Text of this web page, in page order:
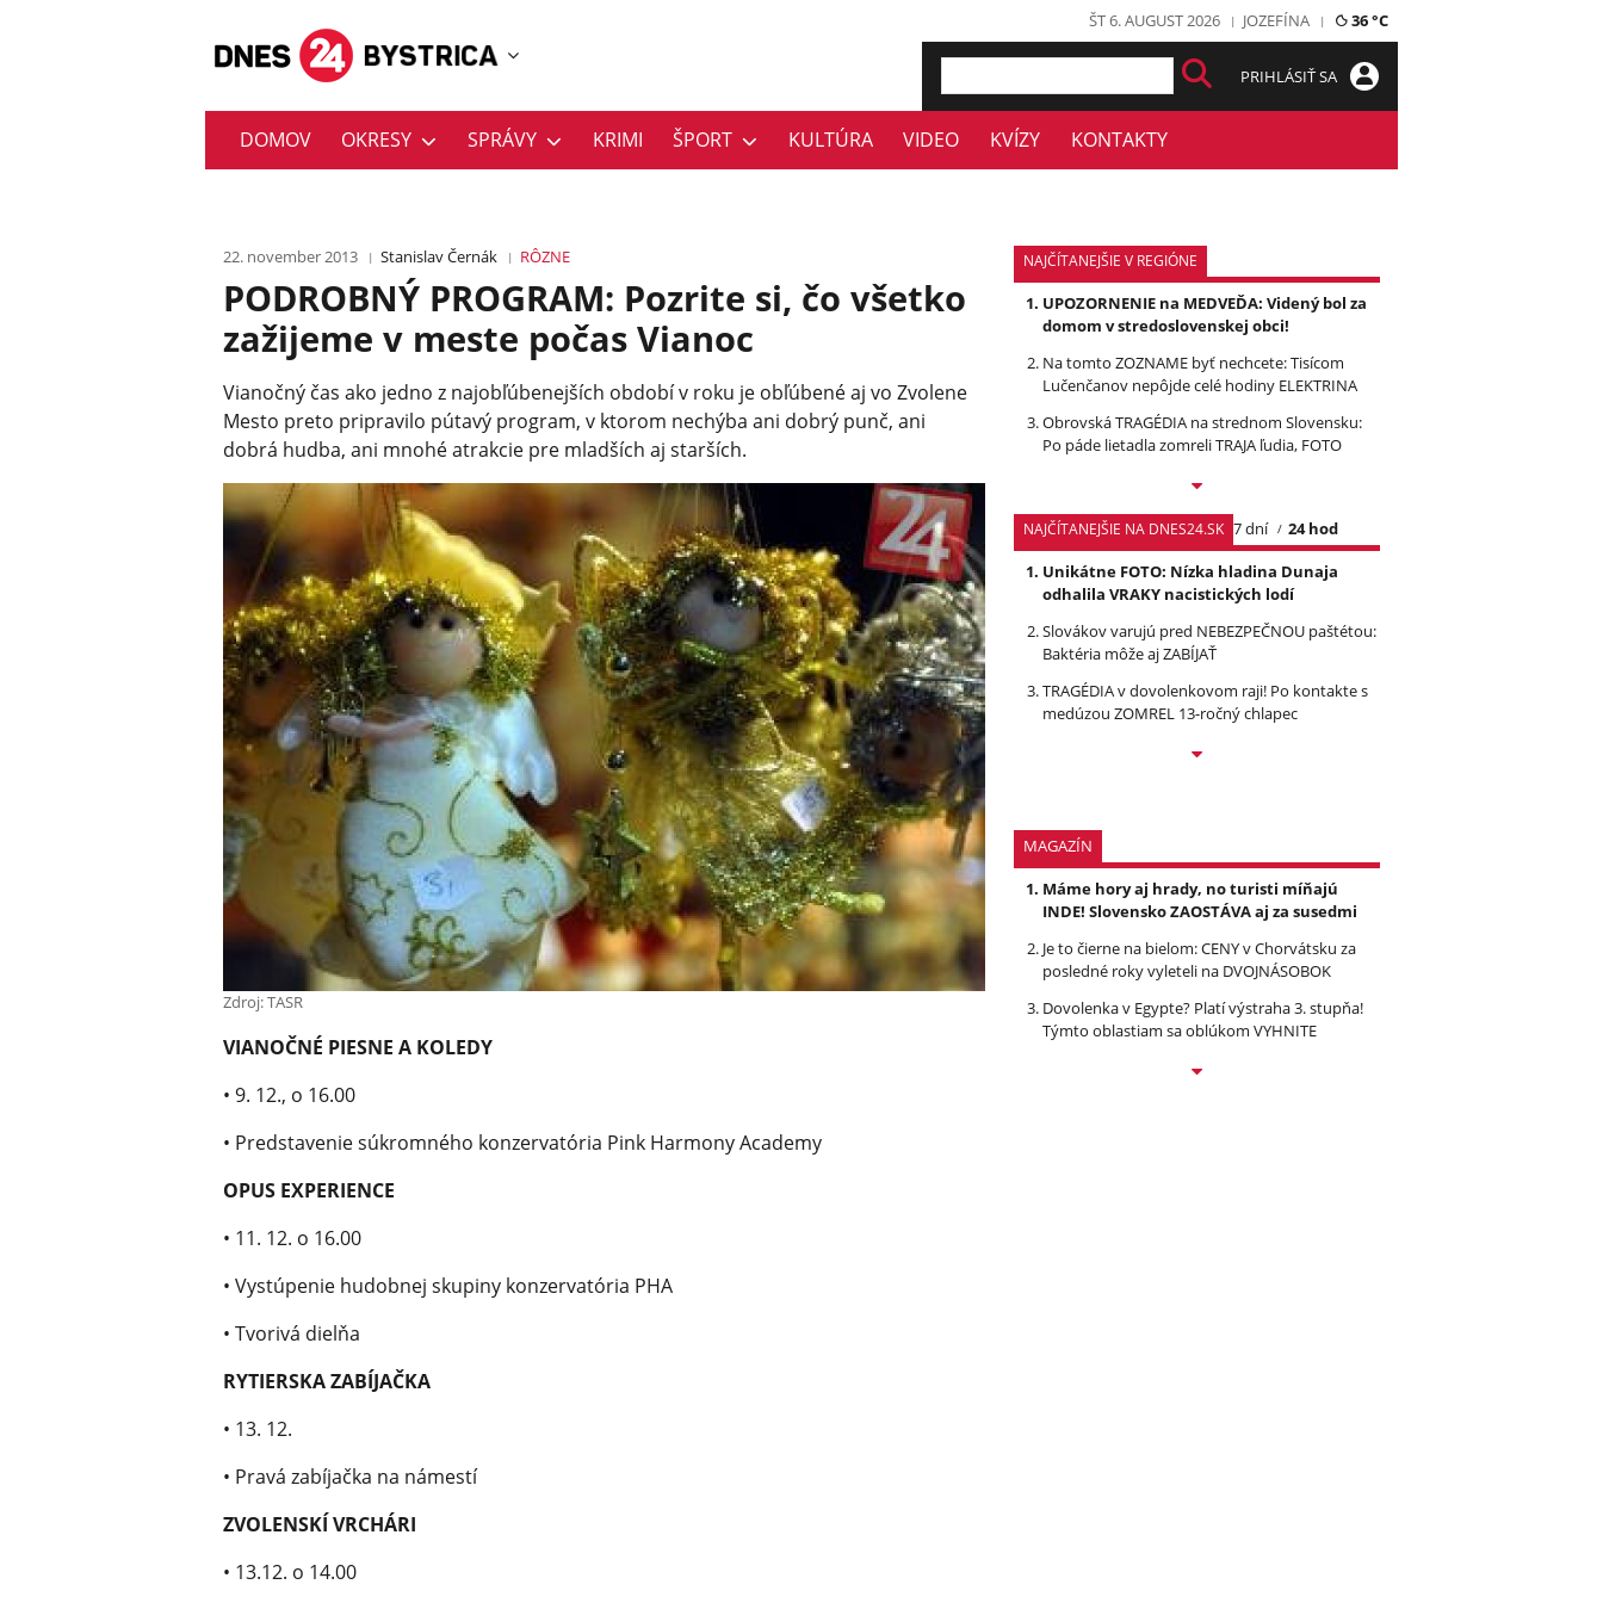
ŠT 6. AUGUST 2026 JOZEFÍNA 36 °C
PRIHLÁSIŤ SA
DOMOV OKRESY SPRÁVY KRIMI ŠPORT KULTÚRA VIDEO KVÍZY KONTAKTY
22. november 2013 Stanislav Černák RÔZNE
PODROBNÝ PROGRAM: Pozrite si, čo všetko
zažijeme v meste počas Vianoc
Vianočný čas ako jedno z najobľúbenejších období v roku je obľúbené aj vo Zvolene
Mesto preto pripravilo pútavý program, v ktorom nechýba ani dobrý punč, ani
dobrá hudba, ani mnohé atrakcie pre mladších aj starších.
Zdroj: TASR
VIANOČNÉ PIESNE A KOLEDY
• 9. 12., o 16.00
• Predstavenie súkromného konzervatória Pink Harmony Academy
OPUS EXPERIENCE
• 11. 12. o 16.00
• Vystúpenie hudobnej skupiny konzervatória PHA
• Tvorivá dielňa
RYTIERSKA ZABÍJAČKA
• 13. 12.
• Pravá zabíjačka na námestí
ZVOLENSKÍ VRCHÁRI
• 13.12. o 14.00
NAJČÍTANEJŠIE V REGIÓNE
UPOZORNENIE na MEDVEĎA: Videný bol za
domom v stredoslovenskej obci!
Na tomto ZOZNAME byť nechcete: Tisícom
Lučenčanov nepôjde celé hodiny ELEKTRINA
Obrovská TRAGÉDIA na strednom Slovensku:
Po páde lietadla zomreli TRAJA ľudia, FOTO
NAJČÍTANEJŠIE NA DNES24.SK 7 dní
24 hod
Unikátne FOTO: Nízka hladina Dunaja
odhalila VRAKY nacistických lodí
Slovákov varujú pred NEBEZPEČNOU paštétou:
Baktéria môže aj ZABÍJAŤ
TRAGÉDIA v dovolenkovom raji! Po kontakte s
medúzou ZOMREL 13-ročný chlapec
MAGAZÍN
Máme hory aj hrady, no turisti míňajú
INDE! Slovensko ZAOSTÁVA aj za susedmi
Je to čierne na bielom: CENY v Chorvátsku za
posledné roky vyleteli na DVOJNÁSOBOK
Dovolenka v Egypte? Platí výstraha 3. stupňa!
Týmto oblastiam sa oblúkom VYHNITE